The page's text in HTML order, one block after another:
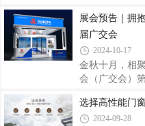
产业链“链主”
积极围绕产业
发铝业作为广
深挖外贸发展
为全球用户提
以专业品质服
风采，加速品
趋势变局而成
领、匠心智造”
展会预告｜拥
届广交会
2024-10-17
金秋十月，相
会（广交会）
放”为主题。兴
全球促发展，
选择高性能门
2024-09-28